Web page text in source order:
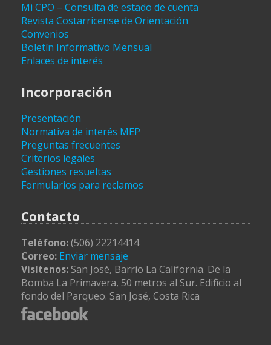
Mi CPO – Consulta de estado de cuenta
Revista Costarricense de Orientación
Convenios
Boletín Informativo Mensual
Enlaces de interés
Incorporación
Presentación
Normativa de interés MEP
Preguntas frecuentes
Criterios legales
Gestiones resueltas
Formularios para reclamos
Contacto
Teléfono:(506) 22214414
Correo: Enviar mensaje
Visítenos: San José, Barrio La California. De la
Bomba La Primavera, 50 metros al Sur. Edificio al
fondo del Parqueo. San José, Costa Rica